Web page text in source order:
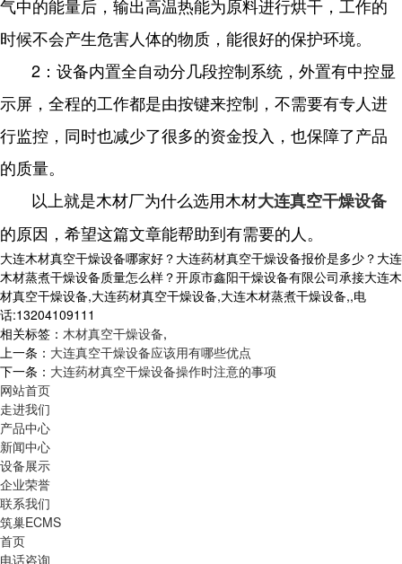
气中的能量后，输出高温热能为原料进行烘干，工作的
时候不会产生危害人体的物质，能很好的保护环境。
2：设备内置全自动分几段控制系统，外置有中控显
示屏，全程的工作都是由按键来控制，不需要有专人进
行监控，同时也减少了很多的资金投入，也保障了产品
的质量。
以上就是木材厂为什么选用木材大连真空干燥设备
的原因，希望这篇文章能帮助到有需要的人。
大连木材真空干燥设备哪家好？大连药材真空干燥设备报价是多少？大连
木材蒸煮干燥设备质量怎么样？开原市鑫阳干燥设备有限公司承接大连木
材真空干燥设备,大连药材真空干燥设备,大连木材蒸煮干燥设备,,电
话:13204109111
相关标签： 木材真空干燥设备,
上一条： 大连真空干燥设备应该用有哪些优点
下一条： 大连药材真空干燥设备操作时注意的事项
网站首页
走进我们
产品中心
新闻中心
设备展示
企业荣誉
联系我们
筑巢ECMS
首页
电话咨询